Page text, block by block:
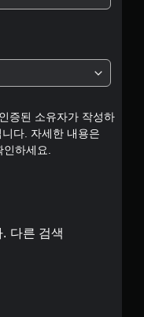
평
4
.
8
증된 소유자가 작성하
다. 자세한 내용은
인하세요.
다른 검색